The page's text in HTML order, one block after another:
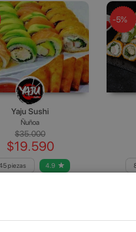
Yaju Sushi
Ñuñoa
$35.000
$19.590
piezas 4.9
-5%